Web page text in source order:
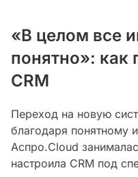
«В целом все
понятно»: как
CRM
Переход на новую
благодаря понятному
Аспро.Cloud
настроила CRM под